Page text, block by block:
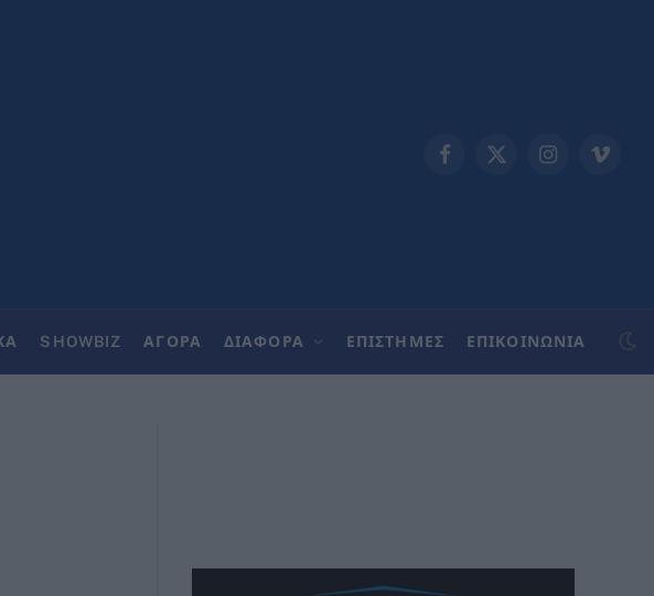
Facebook
X
InstagramVimeo
SHOWBIZ ΑΓΟΡΑ ΔΙΑΦΟΡΑ ΕΠΙΣΤΗΜΕΣ ΕΠΙΚΟΙΝΩΝΊΑ